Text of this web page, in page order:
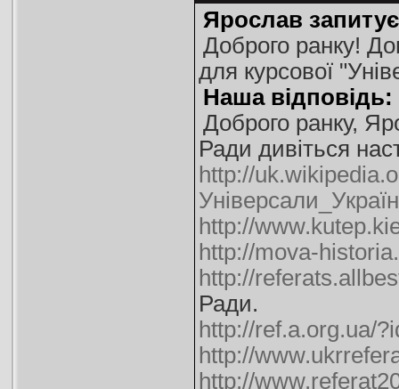
Ярослав
Доброго ранку!
для курсової
Наша відповідь:
Доброго ранку,
Ради дивіться
http://
http://
http://mova-
http://
Ради.
http://ref.a.org.ua/
http://
http://